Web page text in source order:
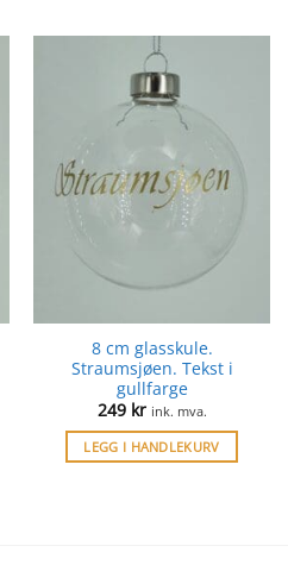
8 cm glasskule.
Straumsjøen. Tekst i
gullfarge
249 kr ink. mva.
LEGG I HANDLEKURV